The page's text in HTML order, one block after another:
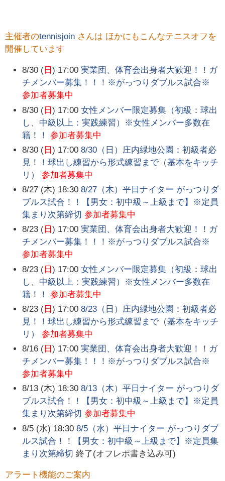
主催者のtennisjoin さんは ほかにもこんなテニスオフを
開催しています
8/30 ( 日) 17:00 実業団、体育会出身者大歓迎！！ガ
チメンバー募集！！！※がっつりダブルス試合※
参加者募集中
8/30 ( 日) 17:00 女性メンバー限定募集（初級：球出
し、中級以上：実践練習）※女性メンバー多数在
籍！！
参加者募集中
8/30 ( 日) 17:00 8/30（日）庄内緑地公園：初級者必
見！！球出し練習から形式練習まで（基本をキッチ
リ）
参加者募集中
8/27 (木) 18:30 8/27（木）平日ナイター がっつりダ
ブルス試合！！【男女：初中級～上級まで】※定員
集まり次第締切 参加者募集中
8/23 ( 日) 17:00 実業団、体育会出身者大歓迎！！ガ
チメンバー募集！！！※がっつりダブルス試合※
参加者募集中
8/23 ( 日) 17:00 女性メンバー限定募集（初級：球出
し、中級以上：実践練習）※女性メンバー多数在
籍！！
参加者募集中
8/23 ( 日) 17:00 8/23（日）庄内緑地公園：初級者必
見！！球出し練習から形式練習まで（基本をキッチ
リ）
参加者募集中
8/16 ( 日) 17:00 実業団、体育会出身者大歓迎！！ガ
チメンバー募集！！！※がっつりダブルス試合※
参加者募集中
8/13 (木) 18:30 8/13（木）平日ナイター がっつりダ
ブルス試合！！【男女：初中級～上級まで】※定員
集まり次第締切 参加者募集中
8/5 (水) 18:30 8/5（水）平日ナイター がっつりダブ
ルス試合！！【男女：初中級～上級まで】※定員集
まり次第締切 終了(オフレポ書き込み可)
アラート機能のご案内